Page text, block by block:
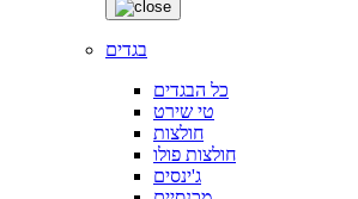
בגדים
כל הבגדים
טי שירט
חולצות
חולצות פולו
ג'ינסים